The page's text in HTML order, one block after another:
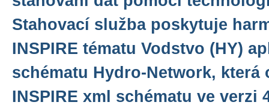
Stahovací služba poskytuje
INSPIRE tématu Vodstvo (HY)
schématu Hydro-Network, která
INSPIRE xml schématu ve verzi